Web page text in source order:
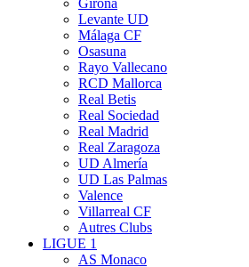
Girona
Levante UD
Málaga CF
Osasuna
Rayo Vallecano
RCD Mallorca
Real Betis
Real Sociedad
Real Madrid
Real Zaragoza
UD Almería
UD Las Palmas
Valence
Villarreal CF
Autres Clubs
LIGUE 1
AS Monaco